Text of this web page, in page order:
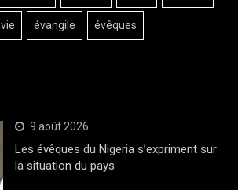
vie évangile évêques
9 août 2026
Les évêques du Nigeria s’expriment sur
la situation du pays